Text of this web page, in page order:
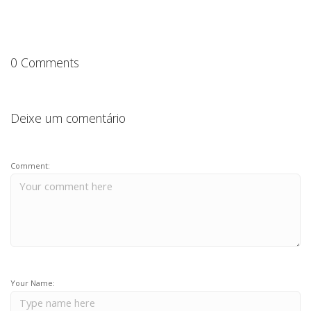
k
0 Comments
Deixe um comentário
Comment:
Your Name: